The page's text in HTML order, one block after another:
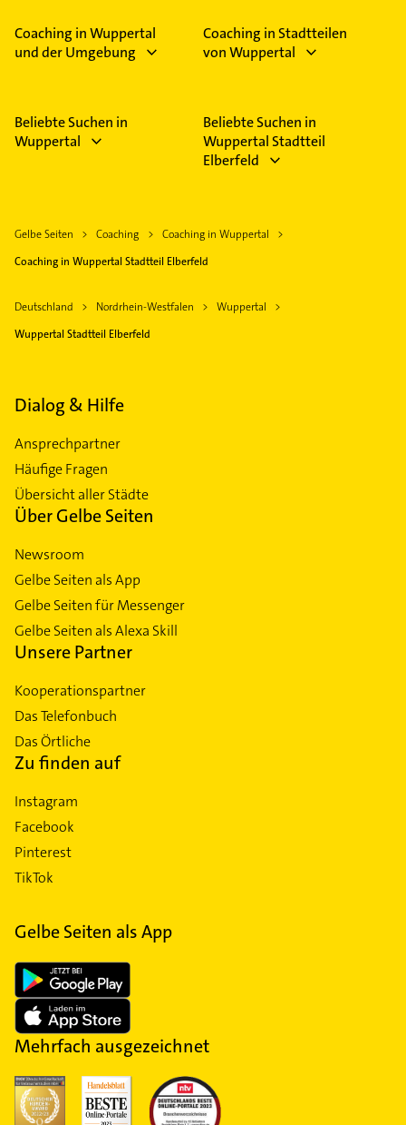
Coaching in Wuppertal
und der Umgebung
Coaching in Stadtteilen
von Wuppertal
Beliebte Suchen in
Wuppertal
Beliebte Suchen in
Wuppertal Stadtteil
Elberfeld
Gelbe Seiten Coaching
Coaching in Wuppertal
Coaching in Wuppertal Stadtteil Elberfeld
Deutschland Nordrhein-Westfalen
Wuppertal
Wuppertal Stadtteil Elberfeld
Dialog & Hilfe
Ansprechpartner
Häufige Fragen
Übersicht aller Städte
Über Gelbe Seiten
Newsroom
Gelbe Seiten als App
Gelbe Seiten für Messenger
Gelbe Seiten als Alexa Skill
Unsere Partner
Kooperationspartner
Das Telefonbuch
Das Örtliche
Zu finden auf
Instagram
Facebook
Pinterest
TikTok
Gelbe Seiten als App
Mehrfach ausgezeichnet